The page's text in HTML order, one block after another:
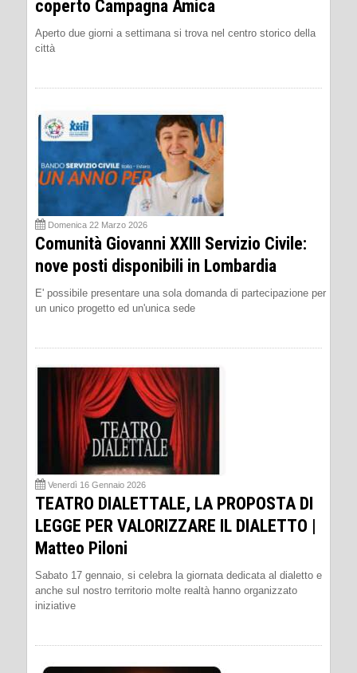
coperto Campagna Amica
Aperto due giorni a settimana si trova nel centro storico della
città
Domenica 22 Marzo 2026
Comunità Giovanni XXIII Servizio Civile:
nove posti disponibili in Lombardia
E' possibile presentare una sola domanda di partecipazione per
un unico progetto ed un'unica sede
Venerdì 16 Gennaio 2026
TEATRO DIALETTALE, LA PROPOSTA DI
LEGGE PER VALORIZZARE IL DIALETTO |
Matteo Piloni
Sabato 17 gennaio, si celebra la giornata dedicata al dialetto e
anche sul nostro territorio molte realtà hanno organizzato
iniziative